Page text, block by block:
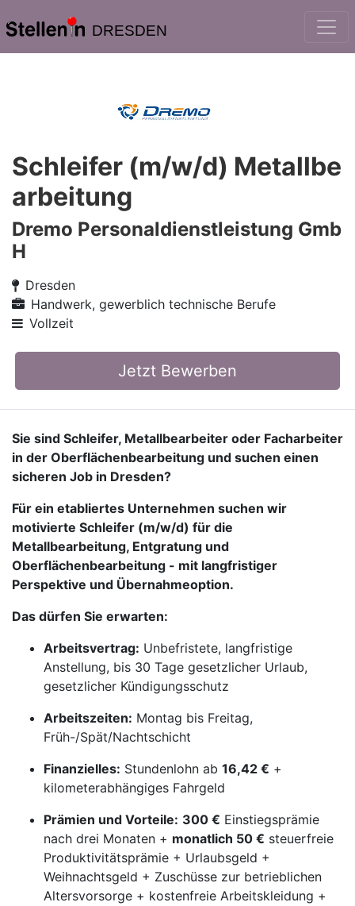
DRESDEN
Schleifer (m/w/d) Metallbe
arbeitung
Dremo Personaldienstleistung Gmb
H
Dresden
Handwerk, gewerblich technische Berufe
Vollzeit
Jetzt Bewerben
Sie sind Schleifer, Metallbearbeiter oder Facharbeiter
in der Oberflächenbearbeitung und suchen einen
sicheren Job in Dresden?
Für ein etabliertes Unternehmen suchen wir
motivierte Schleifer (m/w/d) für die
Metallbearbeitung, Entgratung und
Oberflächenbearbeitung - mit langfristiger
Perspektive und Übernahmeoption.
Das dürfen Sie erwarten:
Arbeitsvertrag: Unbefristete, langfristige
Anstellung, bis 30 Tage gesetzlicher Urlaub,
gesetzlicher Kündigungsschutz
Arbeitszeiten: Montag bis Freitag,
Früh-/Spät/Nachtschicht
Finanzielles: Stundenlohn ab 16,42 € +
kilometerabhängiges Fahrgeld
Prämien und Vorteile: 300 € Einstiegsprämie
nach drei Monaten + monatlich 50 € steuerfreie
Produktivitätsprämie + Urlaubsgeld +
Weihnachtsgeld + Zuschüsse zur betrieblichen
Altersvorsorge + kostenfreie Arbeitskleidung +